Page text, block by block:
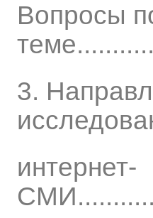
Вопросы
3.
интернет-